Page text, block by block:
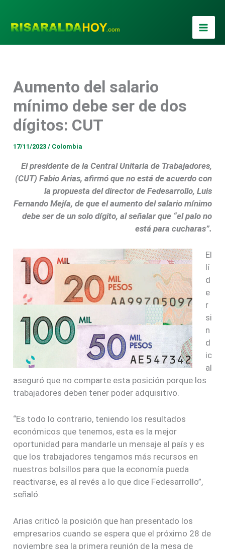
contenido
Aumento del salario
mínimo debe ser de dos
dígitos: CUT
17/11/2023/ Colombia
El presidente de la Central Unitaria de Trabajadores,
(CUT) Fabio Arias, afirmó que no está de acuerdo con
la propuesta del director de Fedesarrollo, Luis
Fernando Mejía, de que el aumento del salario mínimo
debe ser de un solo dígito, al señalar que “el palo no
está para cucharas”.
El
lí
d
e
r
si
n
d
ic
al
aseguró que no comparte esta posición porque los
trabajadores deben tener poder adquisitivo.
“Es todo lo contrario, teniendo los resultados
económicos que tenemos, esta es la mejor
oportunidad para mandarle un mensaje al país y es
que los trabajadores tengamos más recursos en
nuestros bolsillos para que la economía pueda
reactivarse, es al revés a lo que dice Fedesarrollo”,
señaló.
Arias criticó la posición que han presentado los
empresarios cuando se espera que el próximo 28 de
noviembre sea la primera reunión de la mesa de